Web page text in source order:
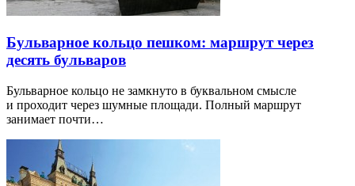
Бульварное кольцо пешком: маршрут через
десять бульваров
Бульварное кольцо не замкнуто в буквальном смысле
и проходит через шумные площади. Полный маршрут
занимает почти…